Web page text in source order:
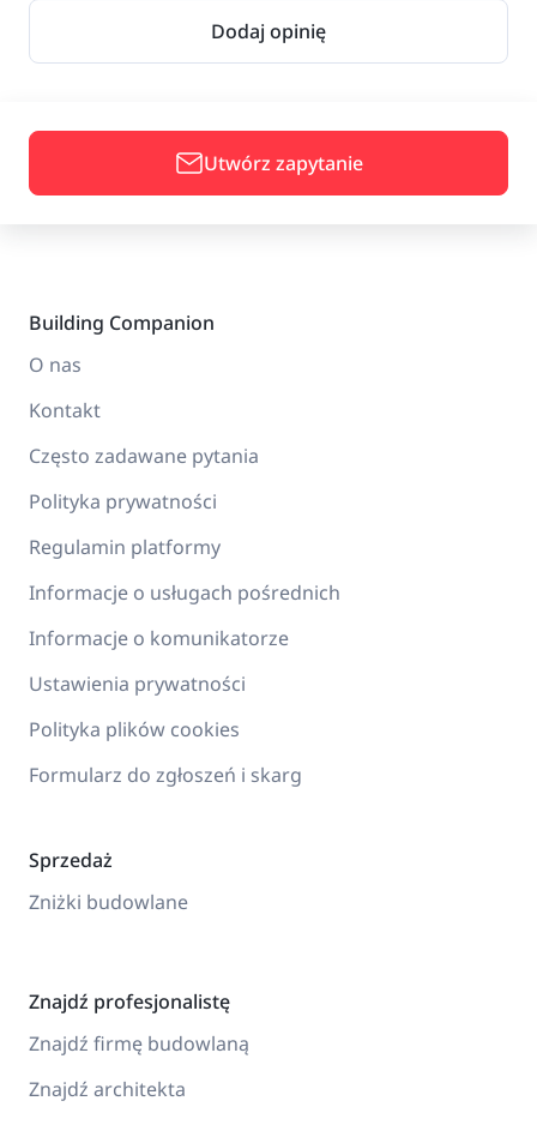
Dodaj opinię
Utwórz zapytanie
Building Companion
O nas
Kontakt
Często zadawane pytania
Polityka prywatności
Regulamin platformy
Informacje o usługach pośrednich
Informacje o komunikatorze
Ustawienia prywatności
Polityka plików cookies
Formularz do zgłoszeń i skarg
Sprzedaż
Zniżki budowlane
Znajdź profesjonalistę
Znajdź firmę budowlaną
Znajdź architekta